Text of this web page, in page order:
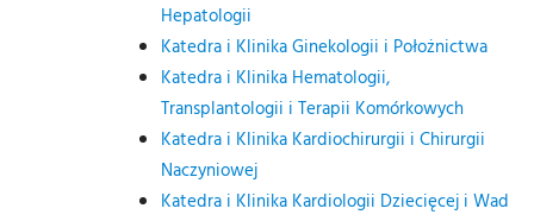
Hepatologii
Katedra i Klinika Ginekologii i Położnictwa
Katedra i Klinika Hematologii,
Transplantologii i Terapii Komórkowych
Katedra i Klinika Kardiochirurgii i Chirurgii
Naczyniowej
Katedra i Klinika Kardiologii Dziecięcej i Wad